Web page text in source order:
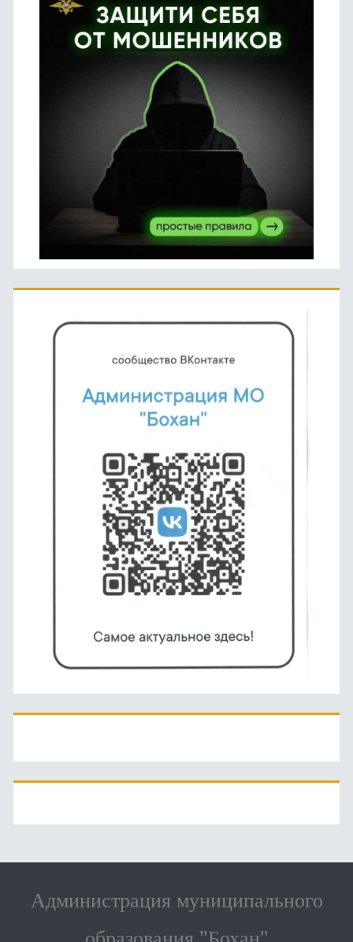
Администрация муниципального